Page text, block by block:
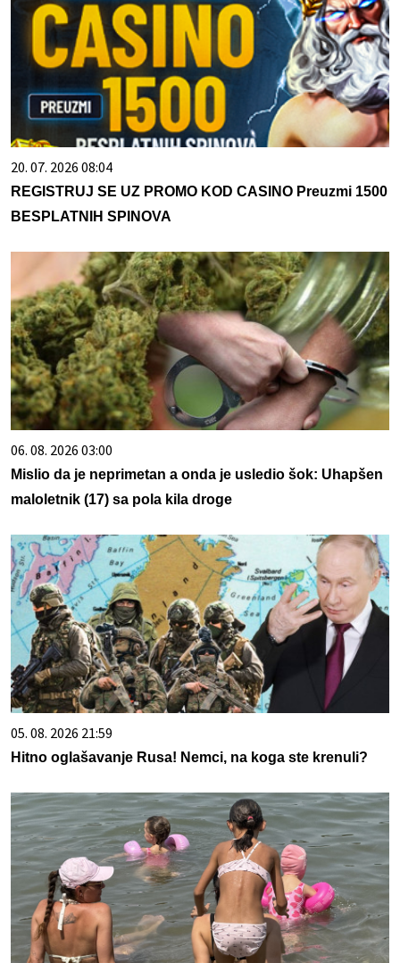
20. 07. 2026 08:04
REGISTRUJ SE UZ PROMO KOD CASINO Preuzmi 1500
BESPLATNIH SPINOVA
06. 08. 2026 03:00
Mislio da je neprimetan a onda je usledio šok: Uhapšen
maloletnik (17) sa pola kila droge
05. 08. 2026 21:59
Hitno oglašavanje Rusa! Nemci, na koga ste krenuli?